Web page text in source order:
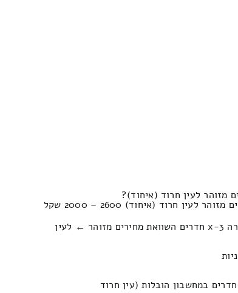
כמה עולה פירוק והרכבה של הובלות דירה 3-x חדרים השוואת מחירים מזוהר ← לעין
כמה יעלה לעשות הובלה של דירה 3-x חדרים במחשבון הובלות (עין חרוד